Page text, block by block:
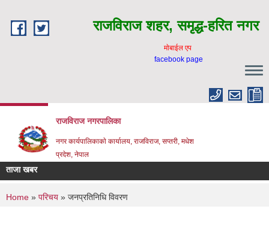
राजविराज शहर, समृद्ध-हरित नगर
माेबाईल एप
facebook page
राजविराज नगरपालिका
नगर कार्यपालिकाकाे कार्यालय, राजविराज, सप्तरी, मधेश
प्रदेश, नेपाल
ताजा खबर
You are here
Home » परिचय » जनप्रतिनिधि विवरण